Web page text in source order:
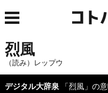
烈風
（読み）レップウ
デジタル大辞泉 「烈風」の